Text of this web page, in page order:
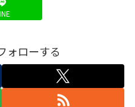
ォローする